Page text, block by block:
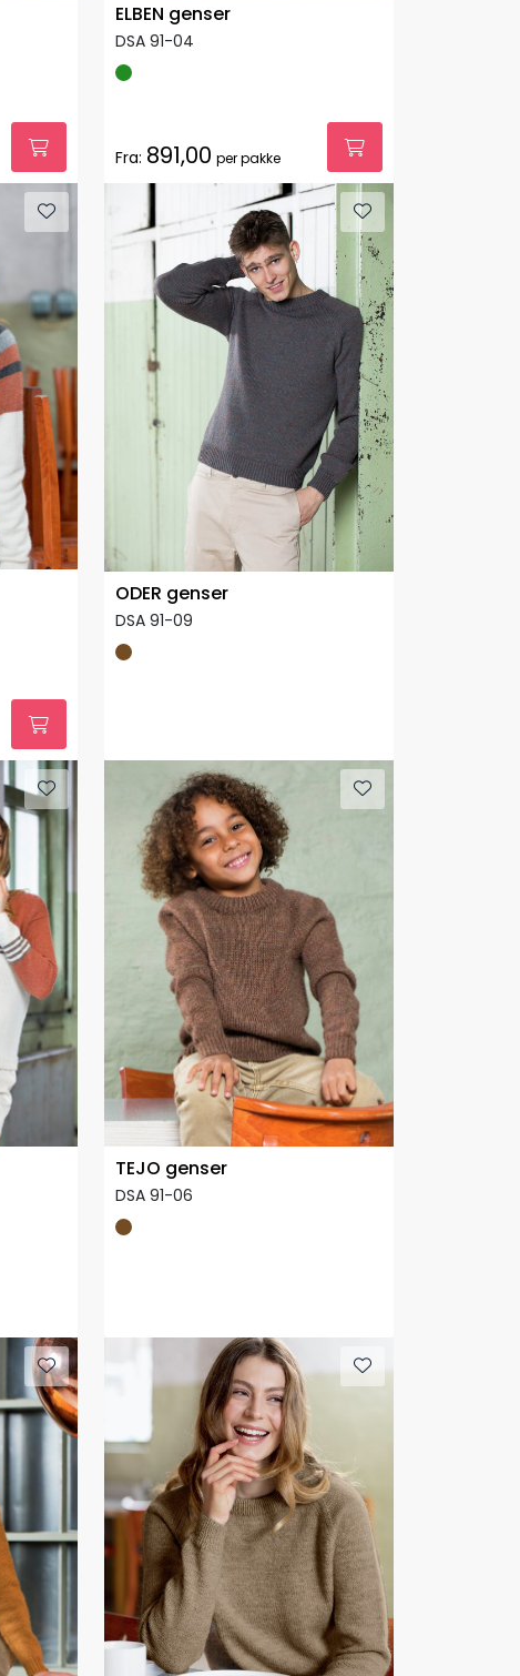
ELBEN genser
DSA 91-04
Fra: 891,00 per pakke
ODER genser
DSA 91-09
TEJO genser
DSA 91-06